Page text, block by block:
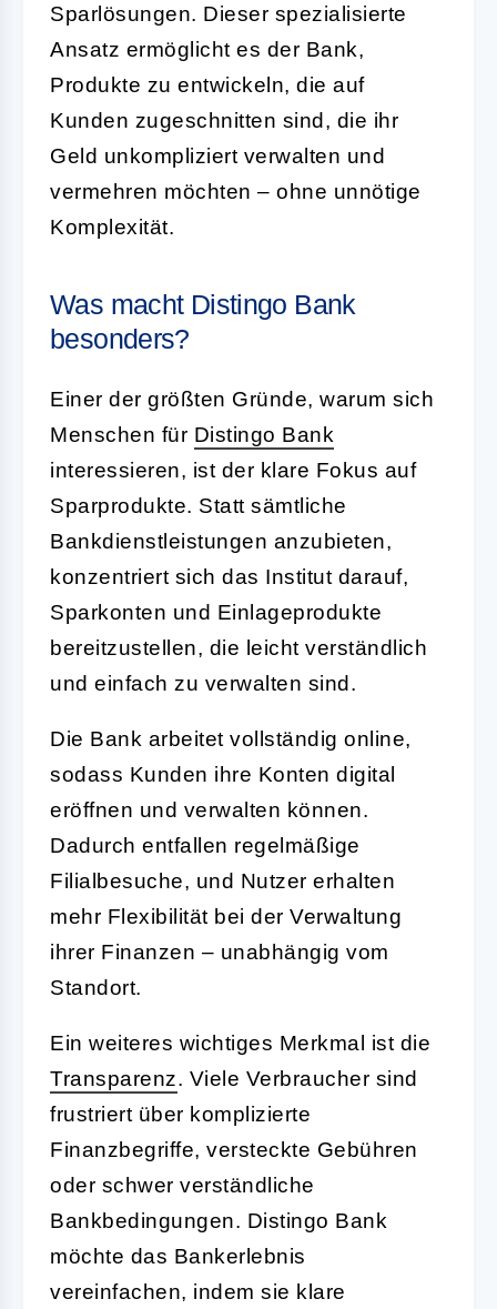
Sparlösungen. Dieser spezialisierte
Ansatz ermöglicht es der Bank,
Produkte zu entwickeln, die auf
Kunden zugeschnitten sind, die ihr
Geld unkompliziert verwalten und
vermehren möchten – ohne unnötige
Komplexität.
Was macht Distingo Bank
besonders?
Einer der größten Gründe, warum sich
Menschen für Distingo Bank
interessieren, ist der klare Fokus auf
Sparprodukte. Statt sämtliche
Bankdienstleistungen anzubieten,
konzentriert sich das Institut darauf,
Sparkonten und Einlageprodukte
bereitzustellen, die leicht verständlich
und einfach zu verwalten sind.
Die Bank arbeitet vollständig online,
sodass Kunden ihre Konten digital
eröffnen und verwalten können.
Dadurch entfallen regelmäßige
Filialbesuche, und Nutzer erhalten
mehr Flexibilität bei der Verwaltung
ihrer Finanzen – unabhängig vom
Standort.
Ein weiteres wichtiges Merkmal ist die
Transparenz. Viele Verbraucher sind
frustriert über komplizierte
Finanzbegriffe, versteckte Gebühren
oder schwer verständliche
Bankbedingungen. Distingo Bank
möchte das Bankerlebnis
vereinfachen, indem sie klare